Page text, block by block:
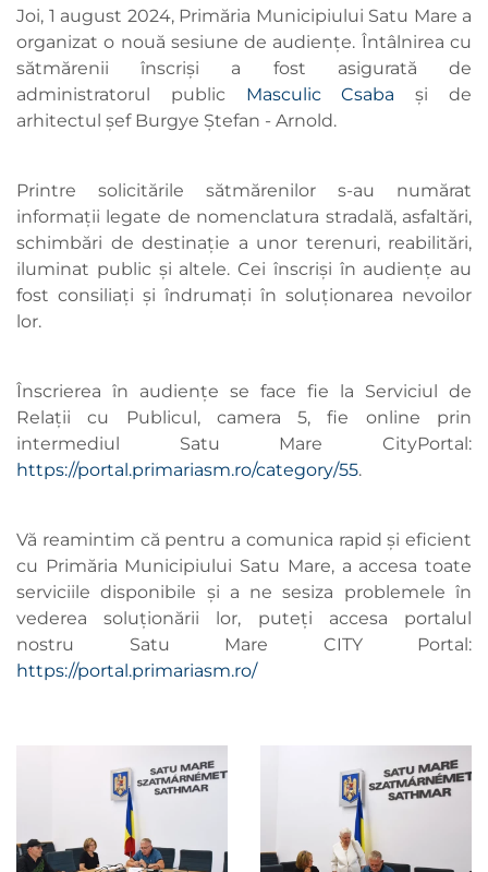
Joi, 1 august 2024, Primăria Municipiului Satu Mare a
organizat o nouă sesiune de audiențe. Întâlnirea cu
sătmărenii înscriși a fost asigurată de
administratorul public Masculic Csaba și de
arhitectul șef Burgye Ștefan - Arnold.
Printre solicitările sătmărenilor s-au numărat
informații legate de nomenclatura stradală, asfaltări,
schimbări de destinație a unor terenuri, reabilitări,
iluminat public și altele. Cei înscriși în audiențe au
fost consiliați și îndrumați în soluționarea nevoilor
lor.
Înscrierea în audiențe se face fie la Serviciul de
Relații cu Publicul, camera 5, fie online prin
intermediul Satu Mare CityPortal:
https://portal.primariasm.ro/category/55.
Vă reamintim că pentru a comunica rapid și eficient
cu Primăria Municipiului Satu Mare, a accesa toate
serviciile disponibile și a ne sesiza problemele în
vederea soluționării lor, puteți accesa portalul
nostru Satu Mare CITY Portal:
https://portal.primariasm.ro/